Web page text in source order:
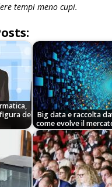
tempi meno cupi.
del Big data e raccolta
come evolve il